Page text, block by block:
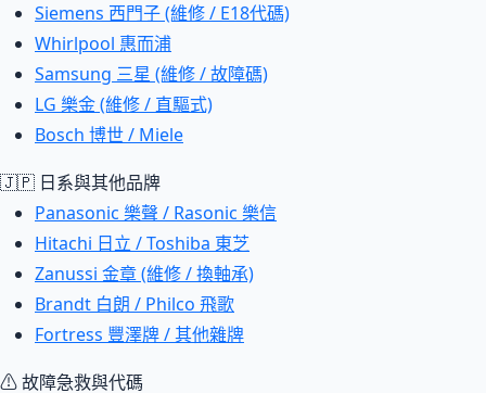
Siemens 西門子 (維修 / E18代碼)
Whirlpool 惠而浦
Samsung 三星 (維修 / 故障碼)
LG 樂金 (維修 / 直驅式)
Bosch 博世 / Miele
🇯🇵 日系與其他品牌
Panasonic 樂聲 / Rasonic 樂信
Hitachi 日立 / Toshiba 東芝
Zanussi 金章 (維修 / 換軸承)
Brandt 白朗 / Philco 飛歌
Fortress 豐澤牌 / 其他雜牌
⚠ 故障急救與代碼